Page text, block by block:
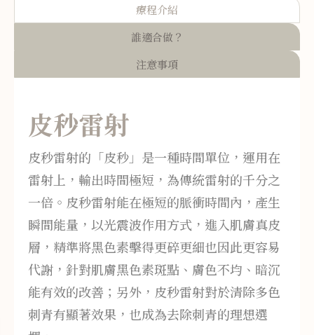
療程介紹
誰適合做？
注意事項
皮秒雷射
皮秒雷射的「皮秒」是一種時間單位，運用在
雷射上，輸出時間極短，為傳統雷射的千分之
一倍。皮秒雷射能在極短的脈衝時間內，產生
瞬間能量，以光震波作用方式，進入肌膚真皮
層，精準將黑色素擊得更碎更細也因此更容易
代謝，針對肌膚黑色素斑點、膚色不均、暗沉
能有效的改善；另外，皮秒雷射對於清除多色
刺青有顯著效果，也成為去除刺青的理想選